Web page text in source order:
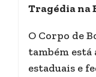
Tragédia na
O Corpo de
também
estaduais e